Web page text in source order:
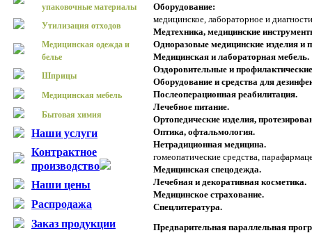
упаковочные материалы
Утилизация отходов
Медицинская одежда и
белье
Шприцы
Медицинская мебель
Бытовая химия
Наши услуги
Контрактное
производство
Наши цены
Распродажа
Заказ продукции
Оборудование:
медицинское, лабораторное и
Медтехника, медицинские
Одноразовые медицинские изделия и
Медицинская и лабораторная мебель.
Оздоровительные и
Оборудование и средства для
Послеоперационная реабилитация.
Лечебное питание.
Ортопедические изделия,
Оптика, офтальмология.
Нетрадиционная медицина.
гомеопатические средства,
Медицинская спецодежда.
Лечебная и декоративная косметика.
Медицинское страхование.
Спецлитература.
Предварительная параллельная